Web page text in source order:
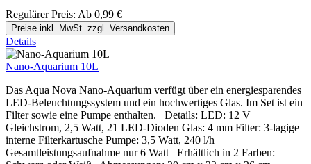
Regulärer Preis: Ab 0,99 €
Preise inkl. MwSt. zzgl. Versandkosten
Details
Nano-Aquarium 10L
Das Aqua Nova Nano-Aquarium verfügt über ein energiesparendes
LED-Beleuchtungssystem und ein hochwertiges Glas. Im Set ist ein
Filter sowie eine Pumpe enthalten. Details: LED: 12 V
Gleichstrom, 2,5 Watt, 21 LED-Dioden Glas: 4 mm Filter: 3-lagige
interne Filterkartusche Pumpe: 3,5 Watt, 240 l/h
Gesamtleistungsaufnahme nur 6 Watt Erhältlich in 2 Farben: